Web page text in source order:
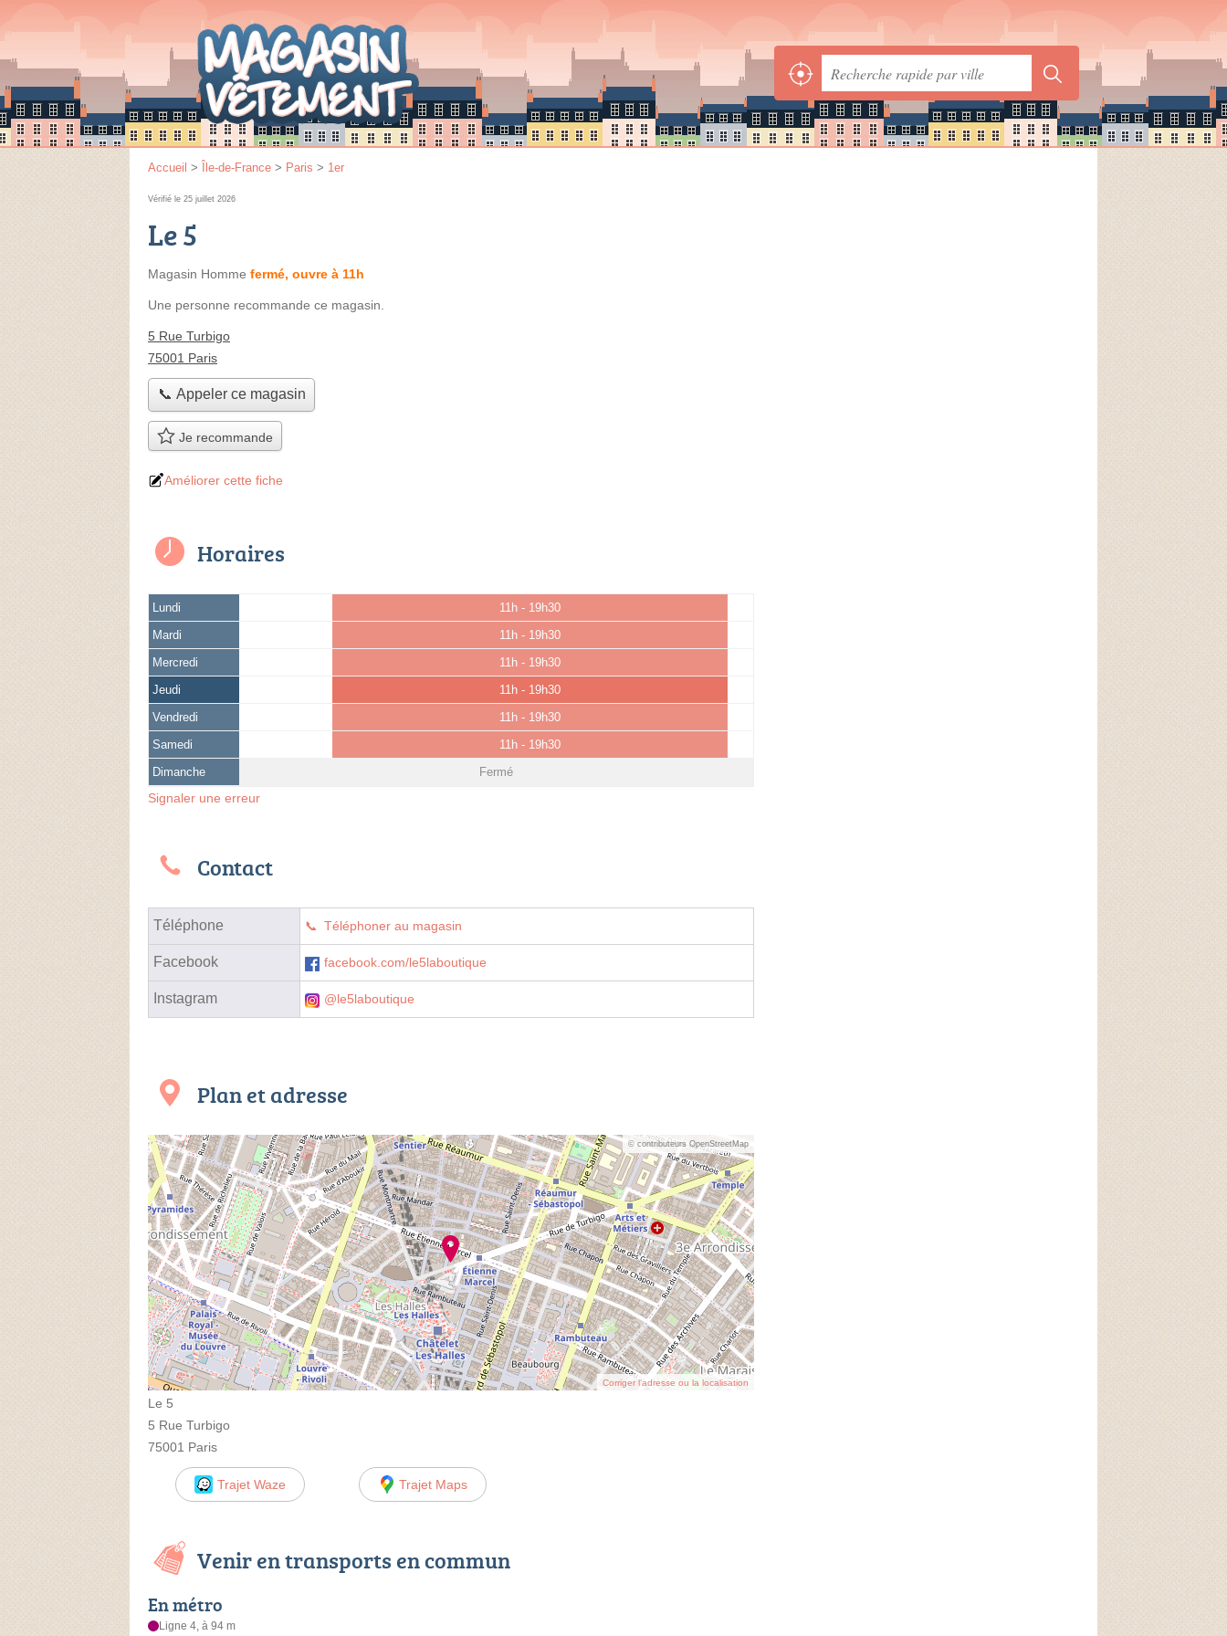
Accueil > Île-de-France > Paris > 1er
Vérifié le 25 juillet 2026
Le 5
Magasin Homme fermé, ouvre à 11h
Une personne recommande ce magasin.
5 Rue Turbigo
75001 Paris
📞 Appeler ce magasin
Je recommande
Améliorer cette fiche
Horaires
Lundi 11h - 19h30
Mardi 11h - 19h30
Mercredi 11h - 19h30
Jeudi 11h - 19h30
Vendredi 11h - 19h30
Samedi 11h - 19h30
Dimanche Fermé
Signaler une erreur
Contact
Téléphone Téléphoner au magasin
Facebook facebook.com/le5laboutique
Instagram @le5laboutique
Plan et adresse
© contributeurs OpenStreetMap
Corriger l’adresse ou la localisation
Le 5
5 Rue Turbigo
75001 Paris
Trajet Waze Trajet Maps
Venir en transports en commun
En métro
Ligne 4, à 94 m